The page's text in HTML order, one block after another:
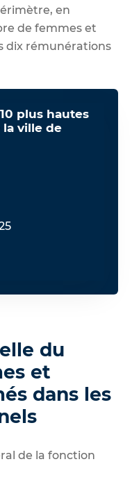
en
de femmes et
dix rémunérations
plus hautes
ville de
du
et
dans les
de la fonction